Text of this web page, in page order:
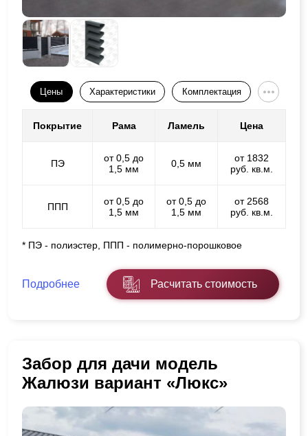
Цены Характеристики Комплектация
Покрытие Рама Ламель Цена
ПЭ
от 0,5 до
1,5 мм
0,5 мм
от 1832
руб. кв.м.
ППП
от 0,5 до
1,5 мм
от 0,5 до
1,5 мм
от 2568
руб. кв.м.
* ПЭ - полиэстер, ППП - полимерно-порошковое
Подробнее Расчитать стоимость
Забор для дачи модель
Жалюзи вариант «Люкс»